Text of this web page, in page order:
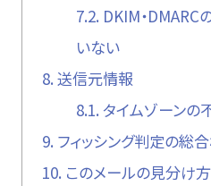
7.2. DKIM・
いない
8. 送信元情報
8.1. タイムゾーンの
9. フィッシング判定の総
10. このメールの見分け方